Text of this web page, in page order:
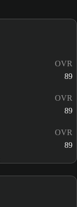
OVR
89
OVR
89
OVR
89